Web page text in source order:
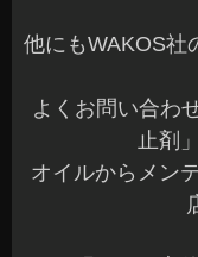
他にもWAKOS
よくお問い合わ
止剤
オイルからメン